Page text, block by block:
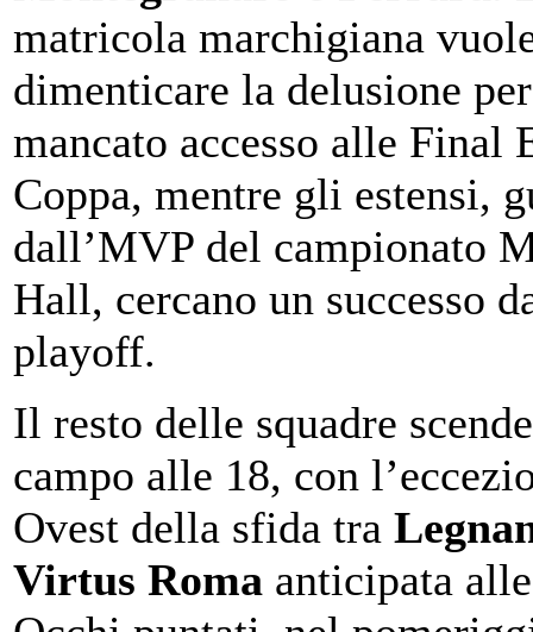
matricola marchigiana
dimenticare la delusione
mancato accesso alle Final
Coppa, mentre gli estensi,
dall’MVP del campionato
Hall, cercano un successo
playoff.
Il resto delle squadre
campo alle 18, con
Ovest della sfida tra
Virtus Roma anticipata